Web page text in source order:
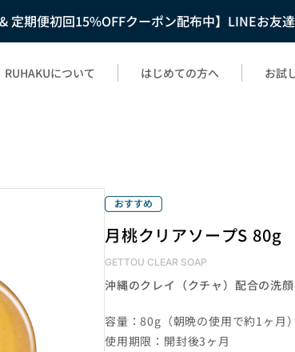
定期便初回15%OFFクーポン配布中】LINEお友
RUHAKUについて はじめての方へ お試
月桃クリアソープS 80g
GETTOU CLEAR SOAP
沖縄のクレイ（クチャ）配合の洗
容量：80g（朝晩の使用で約1ヶ月）
使用期限：開封後3ヶ月